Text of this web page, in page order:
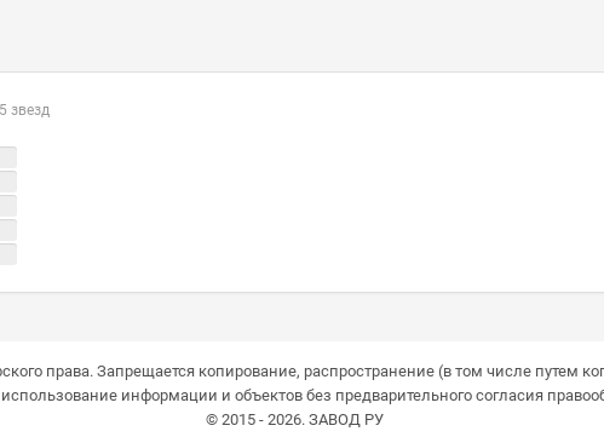
звезд
права. Запрещается копирование, распространение (в том числе путем
информации и объектов без предварительного согласия
© 2015 - 2026. ЗАВОД РУ